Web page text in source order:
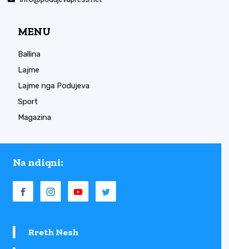
MENU
Ballina
Lajme
Lajme nga Podujeva
Sport
Magazina
Na ndiqni:
Rreth Nesh